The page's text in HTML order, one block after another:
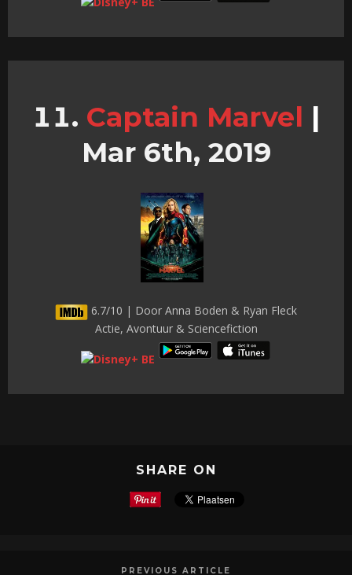
Captain Marvel |
Mar 6th, 2019
6.7/10 | Door Anna Boden & Ryan Fleck
Actie, Avontuur & Sciencefiction
SHARE ON
PREVIOUS ARTICLE